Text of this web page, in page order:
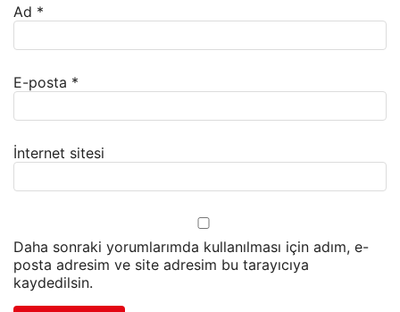
Ad *
E-posta *
İnternet sitesi
Daha sonraki yorumlarımda kullanılması için adım, e-
posta adresim ve site adresim bu tarayıcıya
kaydedilsin.